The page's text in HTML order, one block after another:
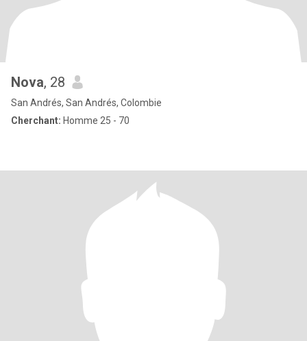
Nova, 28
San Andrés, San Andrés, Colombie
Cherchant: Homme 25 - 70